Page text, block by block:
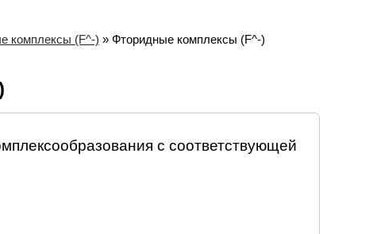
комплексы (F^-) » Фторидные комплексы (F^-)
с соответствующей